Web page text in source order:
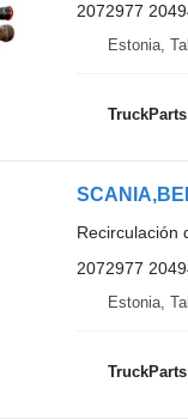
2072977
Estonia,
Recirculación
2072977
Estonia,